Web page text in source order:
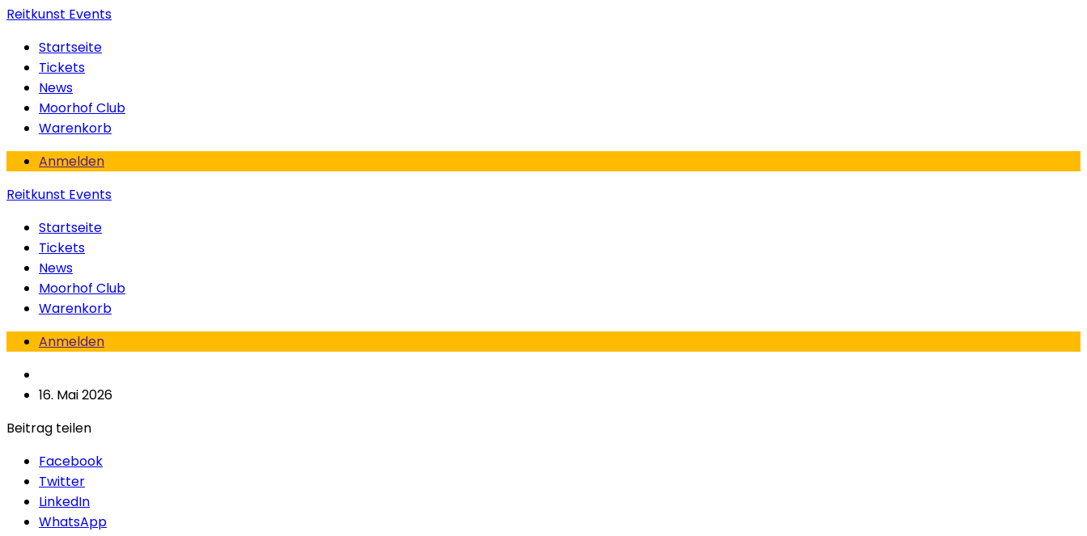
Reitkunst Events
Startseite
Tickets
News
Moorhof Club
Warenkorb
Anmelden
Reitkunst Events
Startseite
Tickets
News
Moorhof Club
Warenkorb
Anmelden
16. Mai 2026
Beitrag teilen
Facebook
Twitter
LinkedIn
WhatsApp